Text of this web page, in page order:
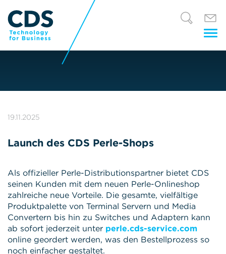
19.11.2025
Launch des CDS Perle-Shops
Als offizieller Perle-Distributionspartner bietet CDS
seinen Kunden mit dem neuen Perle-Onlineshop
zahlreiche neue Vorteile. Die gesamte, vielfältige
Produktpalette von Terminal Servern und Media
Convertern bis hin zu Switches und Adaptern kann
ab sofort jederzeit unter perle.cds-service.com
online geordert werden, was den Bestellprozess so
noch einfacher gestaltet.